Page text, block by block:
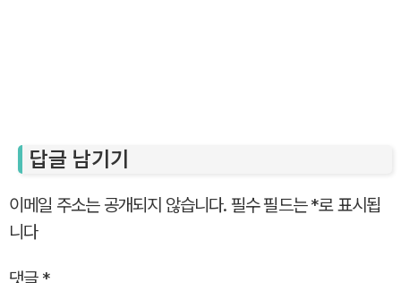
답글 남기기
이메일 주소는 공개되지 않습니다. 필수 필드는*로 표시됩
니다
댓글 *